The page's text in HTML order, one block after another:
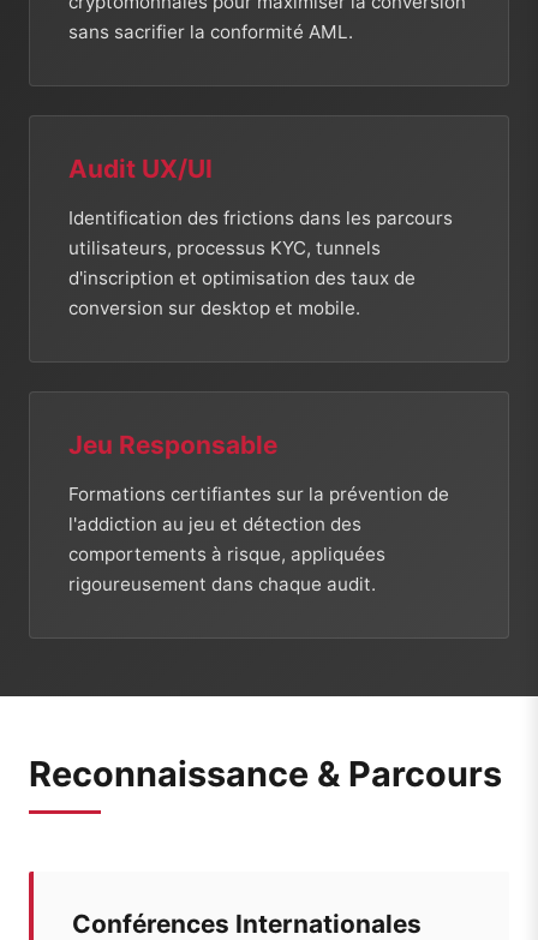
sans sacrifier la conformité AML.
Audit UX/UI
Identification des frictions dans les parcours
utilisateurs, processus KYC, tunnels
d'inscription et optimisation des taux de
conversion sur desktop et mobile.
Jeu Responsable
Formations certifiantes sur la prévention de
l'addiction au jeu et détection des
comportements à risque, appliquées
rigoureusement dans chaque audit.
Reconnaissance & Parcours
Conférences Internationales